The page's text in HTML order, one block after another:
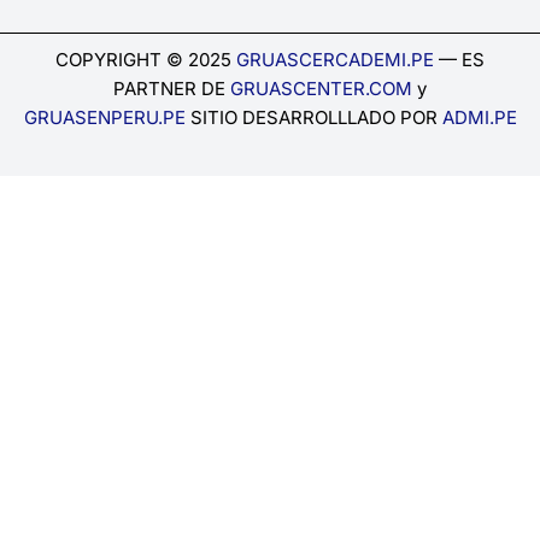
COPYRIGHT © 2025 GRUASCERCADEMI.PE — ES
PARTNER DE GRUASCENTER.COM y
GRUASENPERU.PE SITIO DESARROLLLADO POR ADMI.PE